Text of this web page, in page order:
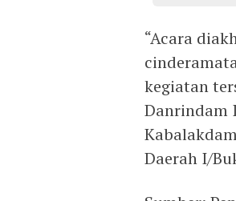
“Acara
kegiatan
Danrindam
Daerah I/